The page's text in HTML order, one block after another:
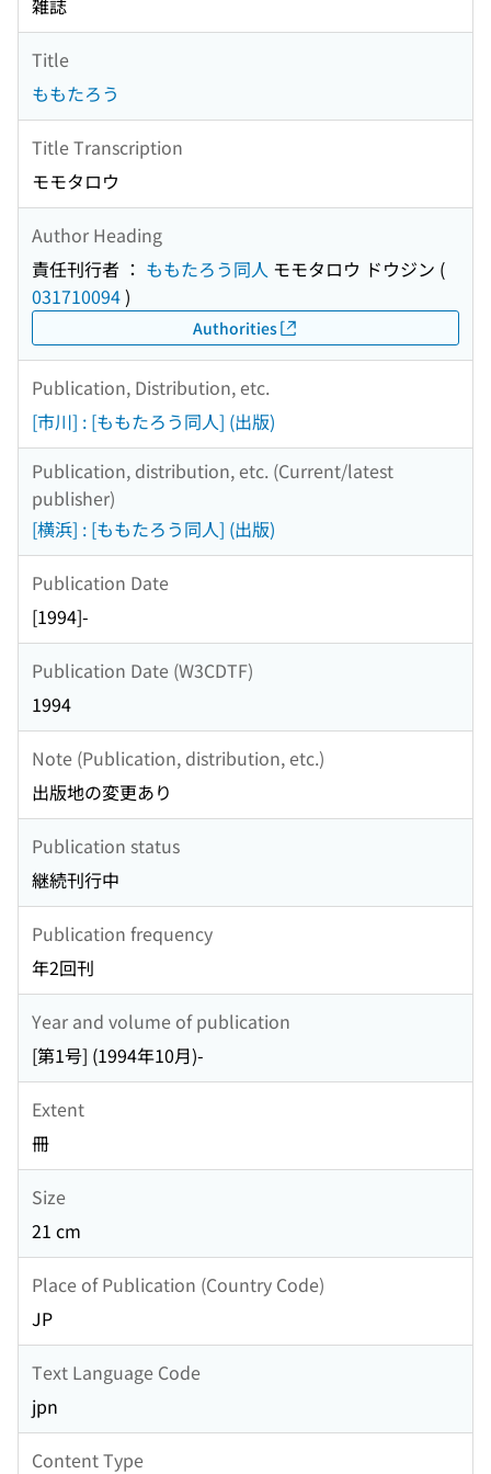
雑誌
Title
ももたろう
Title Transcription
モモタロウ
Author Heading
責任刊行者 ： ももたろう同人 モモタロウ ドウジン (
031710094)
Authorities
Publication, Distribution, etc.
[市川] : [ももたろう同人] (出版)
Publication, distribution, etc. (Current/latest
publisher)
[横浜] : [ももたろう同人] (出版)
Publication Date
[1994]-
Publication Date (W3CDTF)
1994
Note (Publication, distribution, etc.)
出版地の変更あり
Publication status
継続刊行中
Publication frequency
年2回刊
Year and volume of publication
[第1号] (1994年10月)-
Extent
冊
Size
21 cm
Place of Publication (Country Code)
JP
Text Language Code
jpn
Content Type